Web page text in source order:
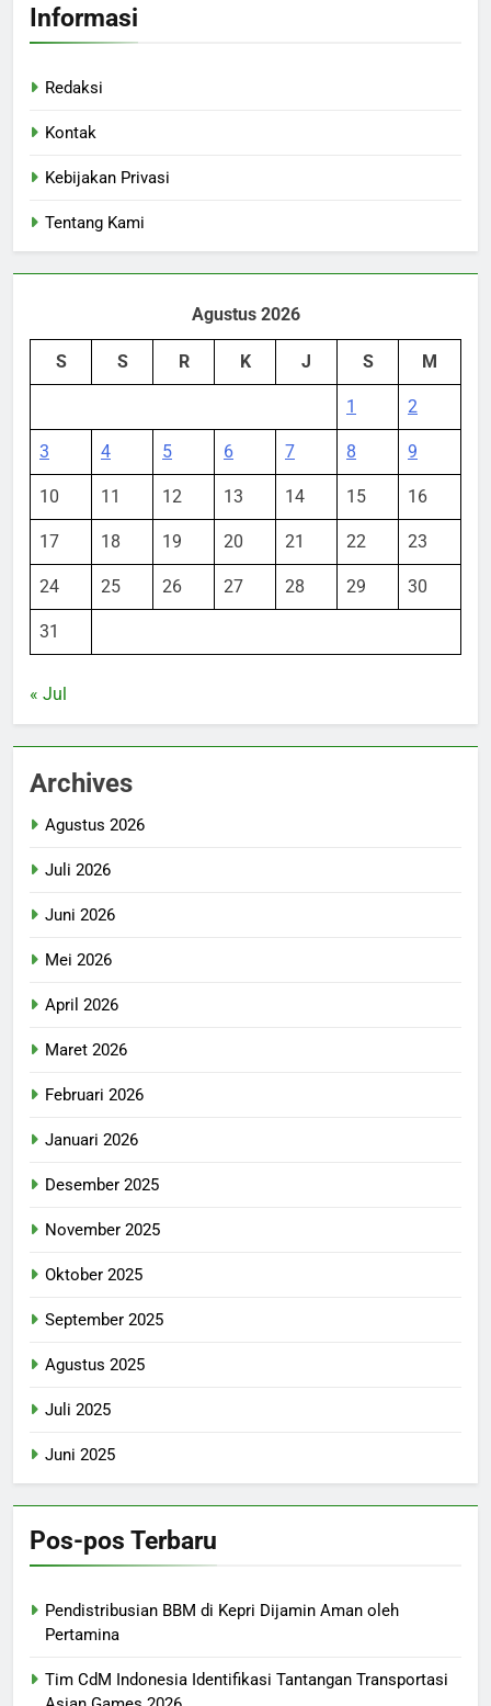
Informasi
Redaksi
Kontak
Kebijakan Privasi
Tentang Kami
Agustus 2026
S S R K J S M
1 2
3 4 5 6 7 8 9
10 11 12 13 14 15 16
17 18 19 20 21 22 23
24 25 26 27 28 29 30
31
« Jul
Archives
Agustus 2026
Juli 2026
Juni 2026
Mei 2026
April 2026
Maret 2026
Februari 2026
Januari 2026
Desember 2025
November 2025
Oktober 2025
September 2025
Agustus 2025
Juli 2025
Juni 2025
Pos-pos Terbaru
Pendistribusian BBM di Kepri Dijamin Aman oleh
Pertamina
Tim CdM Indonesia Identifikasi Tantangan Transportasi